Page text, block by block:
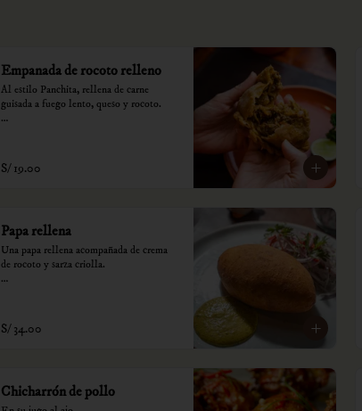
Empanada de rocoto relleno
Al estilo Panchita, rellena de carne
guisada a fuego lento, queso y rocoto.
recargo al consumo.
S/ 19.00
Papa rellena
Una papa rellena acompañada de crema
de rocoto y sarza criolla.
recargo al consumo.
S/ 34.00
Chicharrón de pollo